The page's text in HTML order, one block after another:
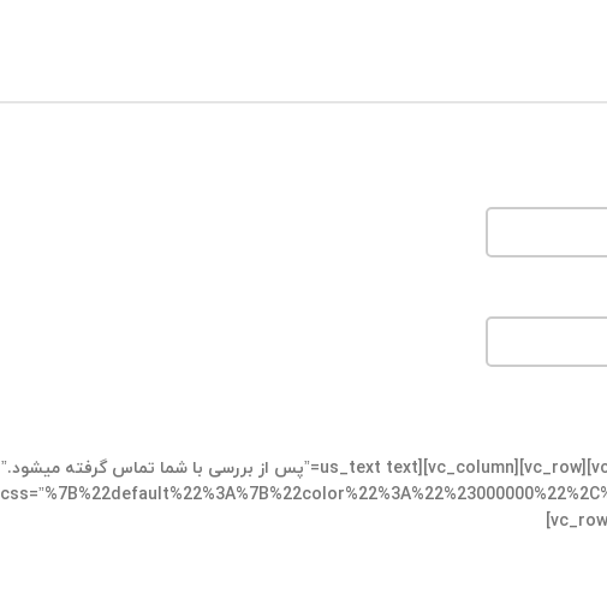
[ultimate_spacer height=”35″][/vc_column][/vc_row][vc_row][vc_column][us_text text=”پس از بررسی با شما تماس گرفته میشود.”